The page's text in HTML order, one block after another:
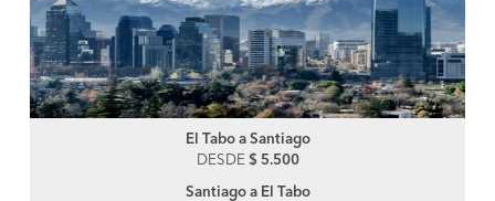
El Tabo a Santiago
DESDE $ 5.500
Santiago a El Tabo